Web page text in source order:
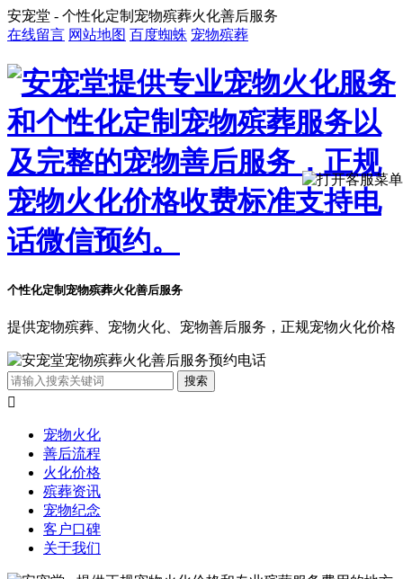
安宠堂 - 个性化定制宠物殡葬火化善后服务
在线留言 网站地图 百度蜘蛛 宠物殡葬
个性化定制宠物殡葬火化善后服务
提供宠物殡葬、宠物火化、宠物善后服务，正规宠物火化价格

宠物火化
善后流程
火化价格
殡葬资讯
宠物纪念
客户口碑
关于我们